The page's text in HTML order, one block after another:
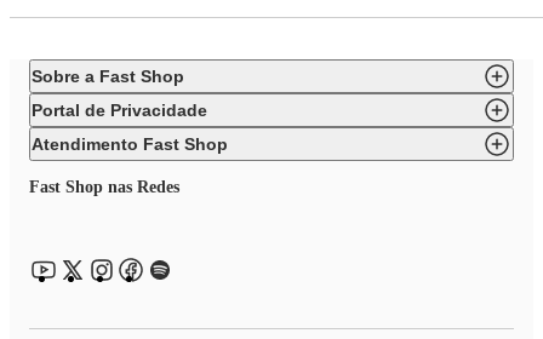
Sobre a Fast Shop
Portal de Privacidade
Atendimento Fast Shop
Fast Shop nas Redes